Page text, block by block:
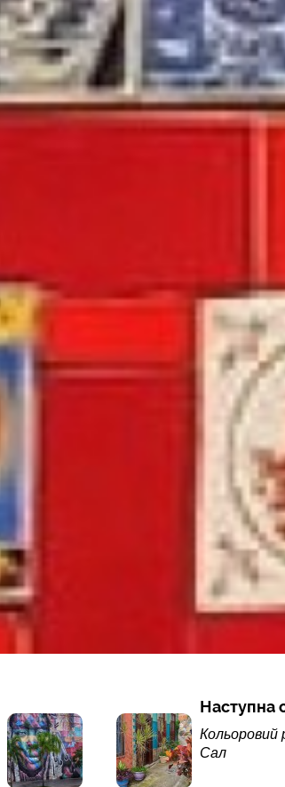
Наступна
Кольоровий
Сал